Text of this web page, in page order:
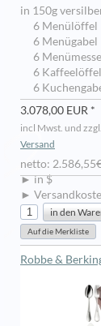
in 150g
6 Menülöffel
6 Menügabel
6
6 Kaffeelöffel
6
3.078,00 EUR *
incl Mwst. und zzgl.
Versand
netto:
► in $
►
Robbe &